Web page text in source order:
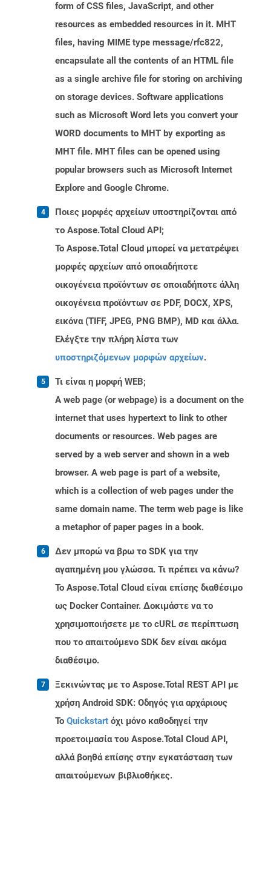
form of CSS files, JavaScript, and other
resources as embedded resources in it. MHT
files, having MIME type message/rfc822,
encapsulate all the contents of an HTML file
as a single archive file for storing on archiving
on storage devices. Software applications
such as Microsoft Word lets you convert your
WORD documents to MHT by exporting as
MHT file. MHT files can be opened using
popular browsers such as Microsoft Internet
Explore and Google Chrome.
Ποιες μορφές αρχείων υποστηρίζονται από
το Aspose.Total Cloud API;
Το Aspose.Total Cloud μπορεί να μετατρέψει
μορφές αρχείων από οποιαδήποτε
οικογένεια προϊόντων σε οποιαδήποτε άλλη
οικογένεια προϊόντων σε PDF, DOCX, XPS,
εικόνα (TIFF, JPEG, PNG BMP), MD και άλλα.
Ελέγξτε την πλήρη λίστα των
υποστηριζόμενων μορφών αρχείων.
Τι είναι η μορφή WEB;
A web page (or webpage) is a document on the
internet that uses hypertext to link to other
documents or resources. Web pages are
served by a web server and shown in a web
browser. A web page is part of a website,
which is a collection of web pages under the
same domain name. The term web page is like
a metaphor of paper pages in a book.
Δεν μπορώ να βρω το SDK για την
αγαπημένη μου γλώσσα. Τι πρέπει να κάνω?
Το Aspose.Total Cloud είναι επίσης διαθέσιμο
ως Docker Container. Δοκιμάστε να το
χρησιμοποιήσετε με το cURL σε περίπτωση
που το απαιτούμενο SDK δεν είναι ακόμα
διαθέσιμο.
Ξεκινώντας με το Aspose.Total REST API με
χρήση Android SDK: Οδηγός για αρχάριους
Το Quickstart όχι μόνο καθοδηγεί την
προετοιμασία του Aspose.Total Cloud API,
αλλά βοηθά επίσης στην εγκατάσταση των
απαιτούμενων βιβλιοθήκες.